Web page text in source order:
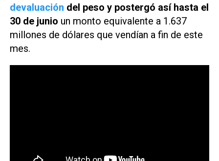
devaluación del peso y postergó así hasta el
30 de junio un monto equivalente a 1.637
millones de dólares que vendían a fin de este
mes.